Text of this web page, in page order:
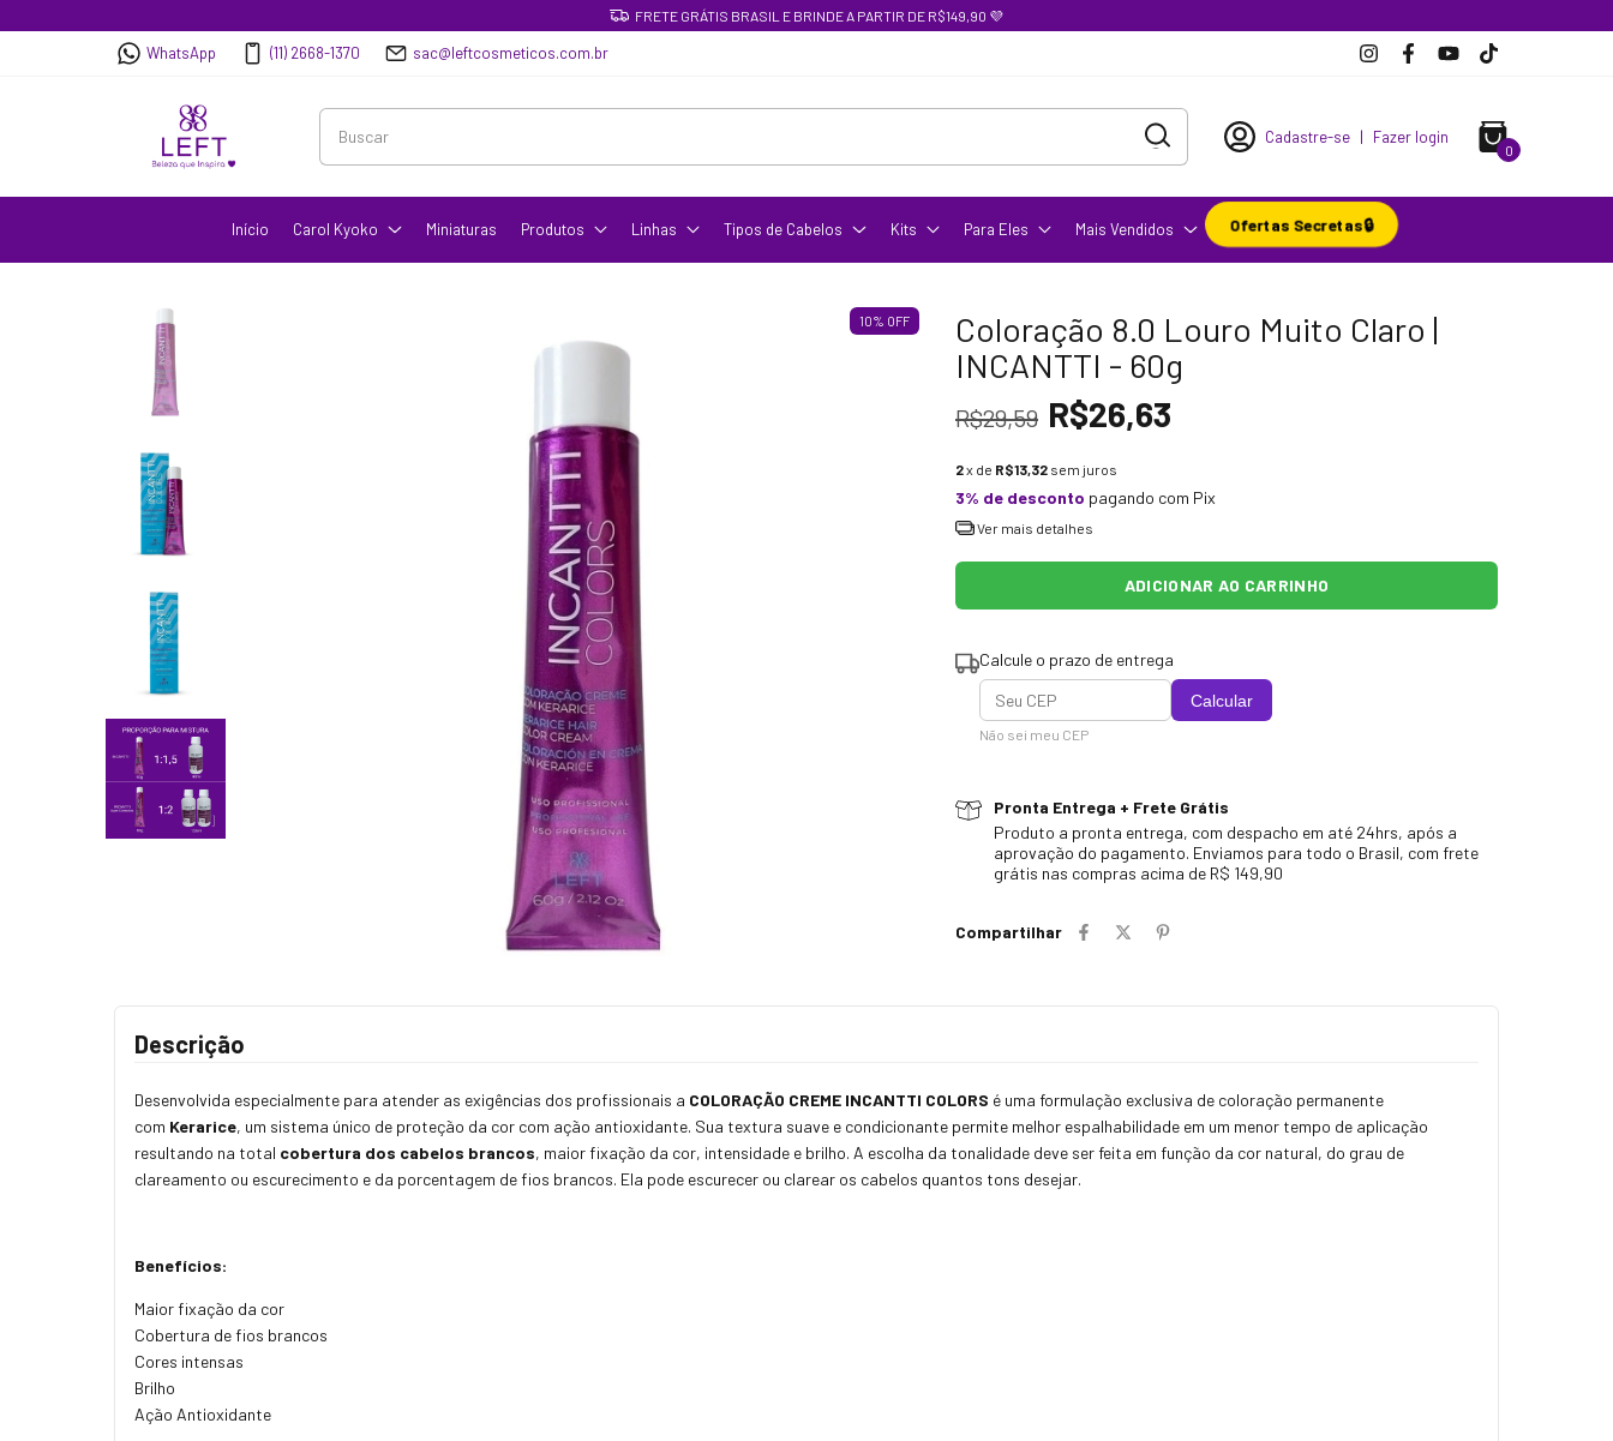
FRETE GRÁTIS BRASIL E BRINDE A PARTIR DE R$149,90 💜
WhatsApp (11) 2668-1370 sac@leftcosmeticos.com.br
Cadastre-se | Fazer login
0
Início Carol Kyoko Miniaturas Produtos Linhas Tipos de Cabelos Kits Para Eles Mais Vendidos Ofertas Secretas🔒
10% OFF
Coloração 8.0 Louro Muito Claro |
INCANTTI - 60g
R$29,59 R$26,63
2x de R$13,32 sem juros
3% de desconto pagando com Pix
Ver mais detalhes
Calcule o prazo de entrega
Calcular
Não sei meu CEP
Pronta Entrega + Frete Grátis
Produto a pronta entrega, com despacho em até 24hrs, após a
aprovação do pagamento. Enviamos para todo o Brasil, com frete
grátis nas compras acima de R$ 149,90
Compartilhar
Descrição
Desenvolvida especialmente para atender as exigências dos profissionais a COLORAÇÃO CREME INCANTTI COLORS é uma formulação exclusiva de coloração permanente
com Kerarice, um sistema único de proteção da cor com ação antioxidante. Sua textura suave e condicionante permite melhor espalhabilidade em um menor tempo de aplicação
resultando na total cobertura dos cabelos brancos, maior fixação da cor, intensidade e brilho. A escolha da tonalidade deve ser feita em função da cor natural, do grau de
clareamento ou escurecimento e da porcentagem de fios brancos. Ela pode escurecer ou clarear os cabelos quantos tons desejar.
Benefícios:
Maior fixação da cor
Cobertura de fios brancos
Cores intensas
Brilho
Ação Antioxidante